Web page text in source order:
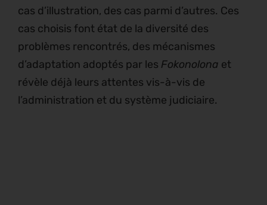
cas d’illustration, des cas parmi d’autres. Ces
cas choisis font état de la diversité des
problèmes rencontrés, des mécanismes
d’adaptation adoptés par les Fokonolona et
révèle déjà leurs attentes vis-à-vis de
l’administration et du système judiciaire.